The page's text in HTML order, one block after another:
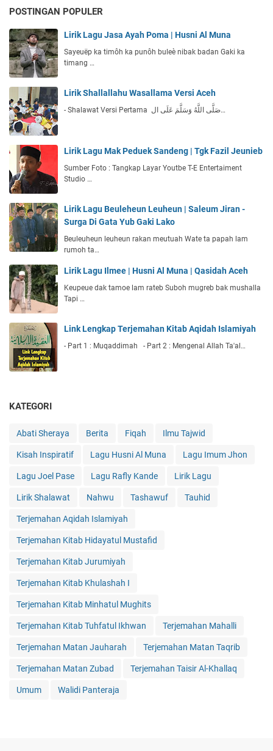
POSTINGAN POPULER
Lirik Lagu Jasa Ayah Poma | Husni Al Muna
Sayeuëp ka timôh ka punôh buleè nibak badan Gaki ka
timang …
Lirik Shallallahu Wasallama Versi Aceh
- Shalawat Versi Pertama صَلَّى اللَّهُ وَسَلَّمَ عَلَى ال…
Lirik Lagu Mak Peduek Sandeng | Tgk Fazil Jeunieb
Sumber Foto : Tangkap Layar Youtbe T-E Entertaiment
Studio …
Lirik Lagu Beuleheun Leuheun | Saleum Jiran -
Surga Di Gata Yub Gaki Lako
Beuleuheun leuheun rakan meutuah Wate ta papah lam
rumoh ta…
Lirik Lagu Ilmee | Husni Al Muna | Qasidah Aceh
Keupeue dak tamoe lam rateb Suboh mugreb bak mushalla
Tapi …
Link Lengkap Terjemahan Kitab Aqidah Islamiyah
- Part 1 : Muqaddimah - Part 2 : Mengenal Allah Ta'al…
KATEGORI
Abati Sheraya Berita Fiqah Ilmu Tajwid
Kisah Inspiratif Lagu Husni Al Muna Lagu Imum Jhon
Lagu Joel Pase Lagu Rafly Kande Lirik Lagu
Lirik Shalawat Nahwu Tashawuf Tauhid
Terjemahan Aqidah Islamiyah
Terjemahan Kitab Hidayatul Mustafid
Terjemahan Kitab Jurumiyah
Terjemahan Kitab Khulashah I
Terjemahan Kitab Minhatul Mughits
Terjemahan Kitab Tuhfatul Ikhwan Terjemahan Mahalli
Terjemahan Matan Jauharah Terjemahan Matan Taqrib
Terjemahan Matan Zubad Terjemahan Taisir Al-Khallaq
Umum Walidi Panteraja